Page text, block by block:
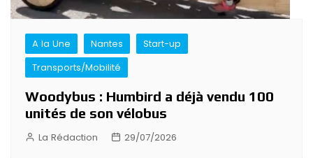
A la Une Nantes
Start-up
Transports/Mobilité
Woodybus : Humbird a déjà vendu 100
unités de son vélobus
La Rédaction 29/07/2026